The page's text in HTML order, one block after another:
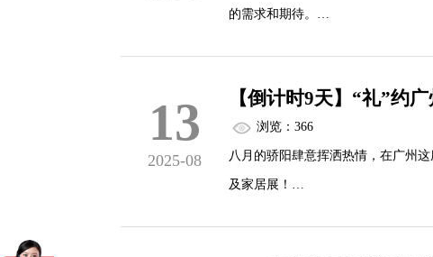
的需求和期待。
13
2025-08
【倒计时9天】“礼”约
浏览：366
八月的骄阳肆意挥洒热情，在广州
及家居展！